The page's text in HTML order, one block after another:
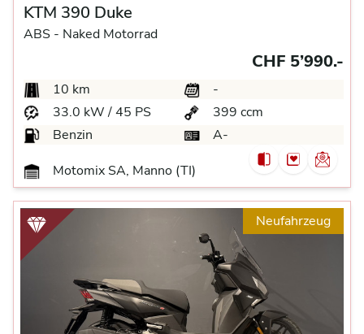
KTM 390 Duke
ABS - Naked Motorrad
CHF 5’990.-
10 km
-
33.0 kW / 45 PS
399 ccm
Benzin
A-
Motomix SA, Manno (TI)
Neufahrzeug